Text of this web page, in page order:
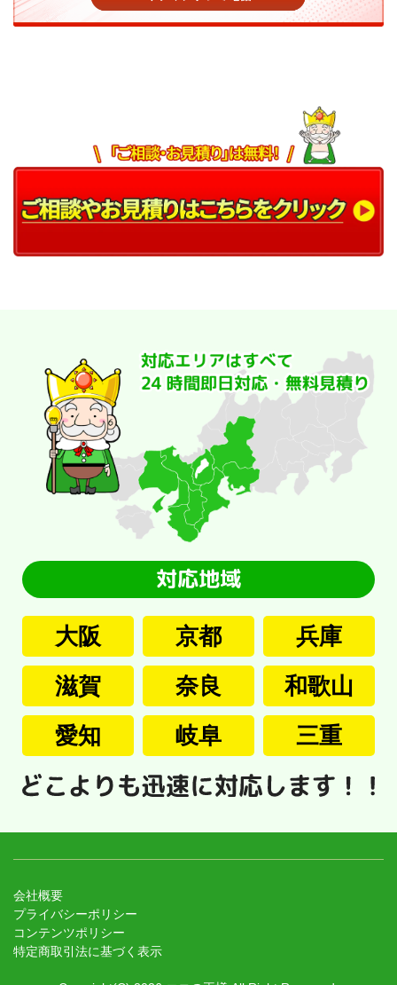
大阪 京都
兵庫
滋賀
奈良
和歌山
愛知
岐阜 三重
会社概要
プライバシーポリシー
コンテンツポリシー
特定商取引法に基づく表示